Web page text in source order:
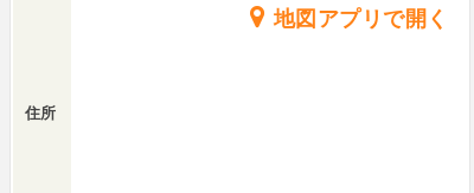
住所
地図アプリで開く